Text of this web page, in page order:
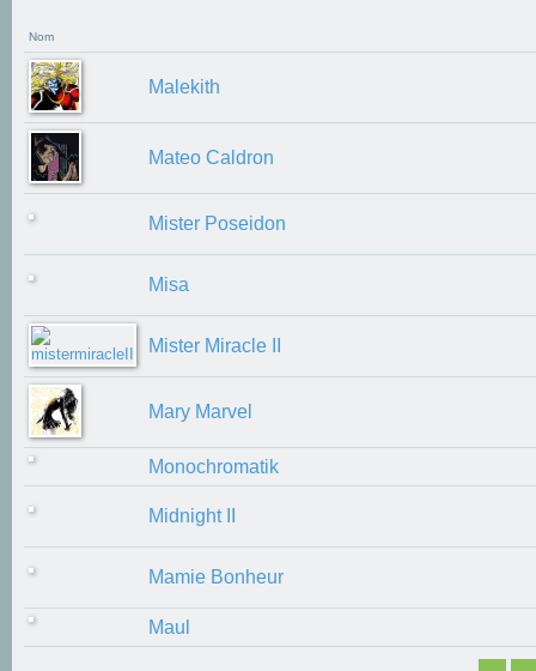
Nom
Malekith
Mateo Caldron
Mister Poseidon
Misa
Mister Miracle II
Mary Marvel
Monochromatik
Midnight II
Mamie Bonheur
Maul